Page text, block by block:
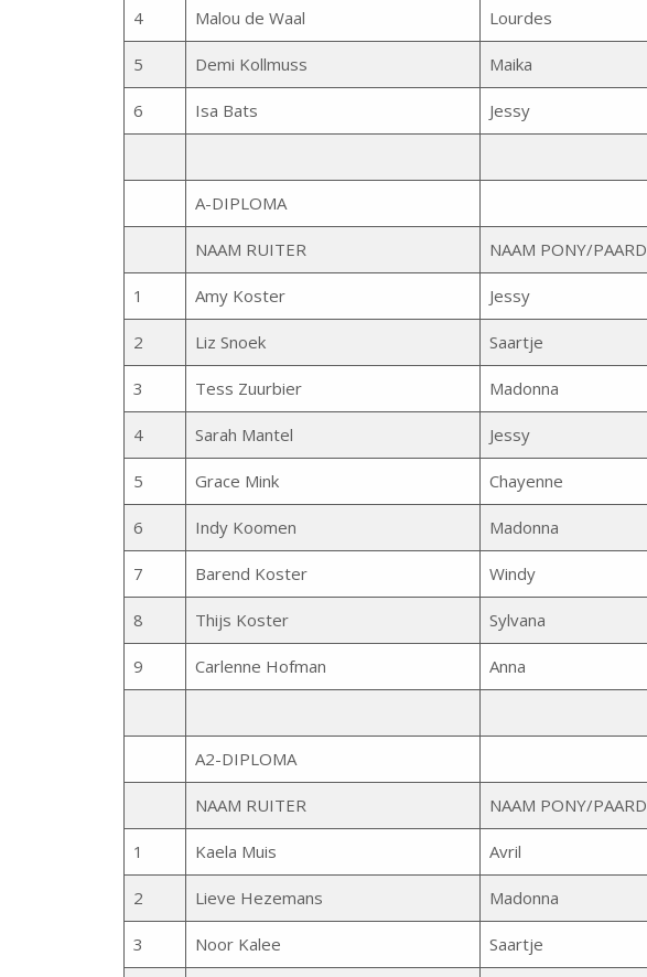
4 Malou de Waal Lourdes
5 Demi Kollmuss Maika
6 Isa Bats Jessy
A-DIPLOMA
NAAM RUITER NAAM PONY/PAARD
1 Amy Koster Jessy
2 Liz Snoek Saartje
3 Tess Zuurbier Madonna
4 Sarah Mantel Jessy
5 Grace Mink Chayenne
6 Indy Koomen Madonna
7 Barend Koster Windy
8 Thijs Koster Sylvana
9 Carlenne Hofman Anna
A2-DIPLOMA
NAAM RUITER NAAM PONY/PAARD
1 Kaela Muis Avril
2 Lieve Hezemans Madonna
3 Noor Kalee Saartje